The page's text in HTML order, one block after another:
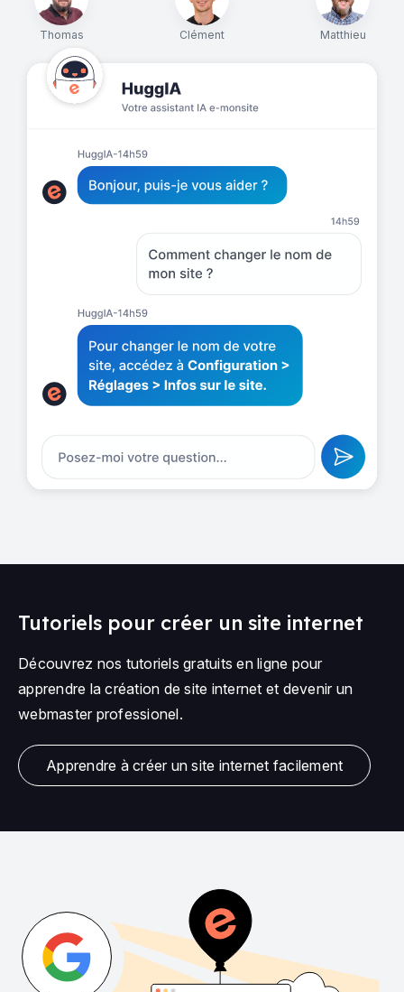
Thomas Clément Matthieu
Tutoriels pour créer un site internet
Découvrez nos tutoriels gratuits en ligne pour
apprendre la création de site internet et devenir un
webmaster professionel.
Apprendre à créer un site internet facilement